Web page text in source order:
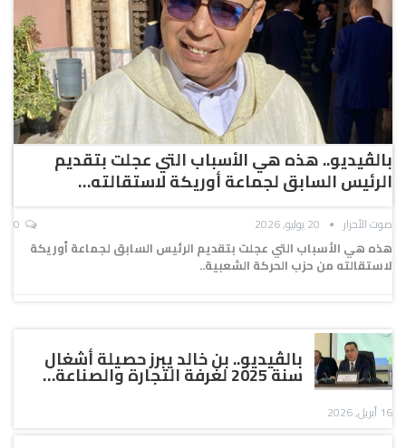
بالڤيديو.. هذه هي الأسباب التي عجلت بتقديم
الرئيس السابق لجماعة أوريكة لاستقالته…
صوت الأحرار 20 يوليو, 2026
هذه هي الأسباب التي عجلت بتقديم الرئيس السابق لجماعة أوريكة
لاستقالته من حزب الحركة الشعبية..
بالڤيديو.. بن خالد يبرز حصيلة أشغال
سنة 2025 لغرفة التجارة والصناعة…
16 أبريل, 2026